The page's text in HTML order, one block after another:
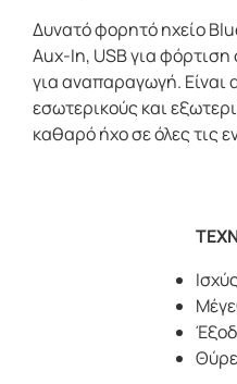
Δυνατό φορητό ηχείο
Aux-In, USB για φόρτιση
για αναπαραγωγή. Είναι
εσωτερικούς και
καθαρό ήχο σε όλες τις